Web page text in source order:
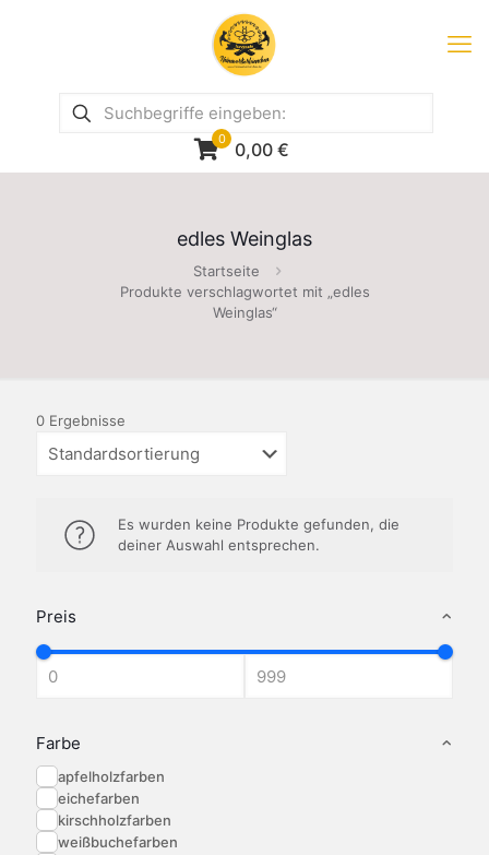
0 0,00 €
edles Weinglas
Startseite
Produkte verschlagwortet mit „edles
Weinglas“
Preis
Farbe
apfelholzfarben
eichefarben
kirschholzfarben
weißbuchefarben
0 Ergebnisse
Es wurden keine Produkte gefunden, die
deiner Auswahl entsprechen.